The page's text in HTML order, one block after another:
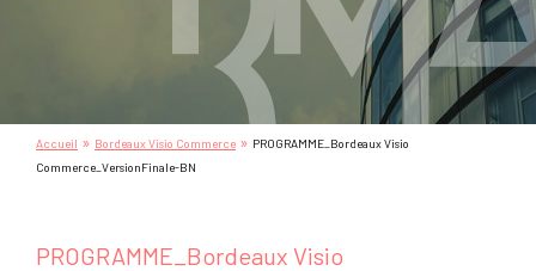
Accueil » Bordeaux Visio Commerce » PROGRAMME_Bordeaux Visio
Commerce_VersionFinale-BN
PROGRAMME_Bordeaux Visio